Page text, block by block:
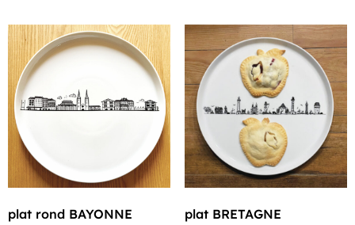
plat rond BAYONNE plat BRETAGNE